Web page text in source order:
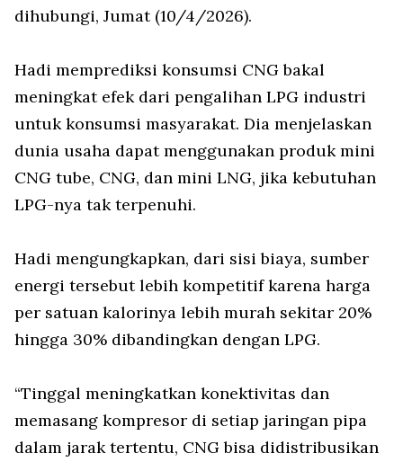
dihubungi, Jumat (10/4/2026).
Hadi memprediksi konsumsi CNG bakal
meningkat efek dari pengalihan LPG industri
untuk konsumsi masyarakat. Dia menjelaskan
dunia usaha dapat menggunakan produk mini
CNG tube, CNG, dan mini LNG, jika kebutuhan
LPG-nya tak terpenuhi.
Hadi mengungkapkan, dari sisi biaya, sumber
energi tersebut lebih kompetitif karena harga
per satuan kalorinya lebih murah sekitar 20%
hingga 30% dibandingkan dengan LPG.
“Tinggal meningkatkan konektivitas dan
memasang kompresor di setiap jaringan pipa
dalam jarak tertentu, CNG bisa didistribusikan